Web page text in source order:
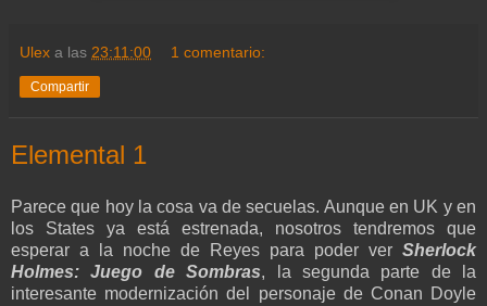
Ulex a las 23:11:00 1 comentario:
Compartir
Elemental 1
Parece que hoy la cosa va de secuelas. Aunque en UK y en
los States ya está estrenada, nosotros tendremos que
esperar a la noche de Reyes para poder ver Sherlock
Holmes: Juego de Sombras, la segunda parte de la
interesante modernización del personaje de Conan Doyle